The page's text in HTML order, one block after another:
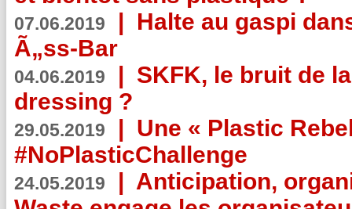
07.06.2019 | Halte au gaspi
Ã„ss-Bar
04.06.2019 | SKFK, le bruit de
dressing ?
29.05.2019 | Une « Plastic
#NoPlasticChallenge
24.05.2019 | Anticipation,